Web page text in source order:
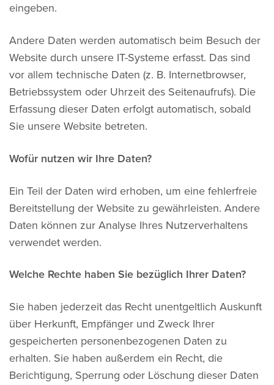
eingeben.
Andere Daten werden automatisch beim Besuch der
Website durch unsere IT-Systeme erfasst. Das sind
vor allem technische Daten (z. B. Internetbrowser,
Betriebssystem oder Uhrzeit des Seitenaufrufs). Die
Erfassung dieser Daten erfolgt automatisch, sobald
Sie unsere Website betreten.
Wofür nutzen wir Ihre Daten?
Ein Teil der Daten wird erhoben, um eine fehlerfreie
Bereitstellung der Website zu gewährleisten. Andere
Daten können zur Analyse Ihres Nutzerverhaltens
verwendet werden.
Welche Rechte haben Sie bezüglich Ihrer Daten?
Sie haben jederzeit das Recht unentgeltlich Auskunft
über Herkunft, Empfänger und Zweck Ihrer
gespeicherten personenbezogenen Daten zu
erhalten. Sie haben außerdem ein Recht, die
Berichtigung, Sperrung oder Löschung dieser Daten